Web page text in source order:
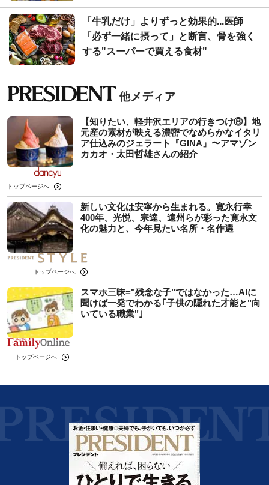
「牛乳だけ」よりずっと効果的...医師
「必ず一緒に摂って」と断言、骨を強く
する"スーパーで買える食材"
【知りたい、軽井沢エリアの行きつけ⑧】地
元産の素材が映える濃密でなめらかなイタリ
ア仕込みのジェラート『GINA』〜アマゾン
カカオ・太田哲雄さんの紹介
トップページへ
新しい文化は安寧から生まれる。寛永行幸
400年、光悦、宗達、遠州らが彩った寛永文
化の魅力と、今年見たい名所・名作選
トップページへ
スマホ三昧="残念な子"ではなかった…AIに
聞けば一発でわかる｢子供の隠れた才能と"向
いている職業"｣
トップページへ